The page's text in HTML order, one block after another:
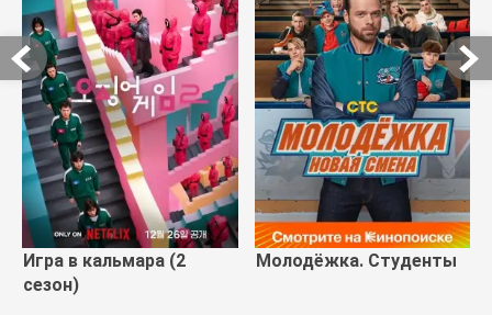
Игра в кальмара (2
сезон)
Молодёжка. Студенты